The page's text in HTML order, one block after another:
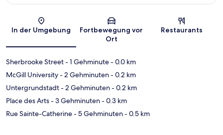
Karte
In der Umgebung
Fortbewegung vor
Ort
Restaurants
Sherbrooke Street- 1 Gehminute- 0.0 km
McGill University- 2 Gehminuten- 0.2 km
Untergrundstadt- 2 Gehminuten- 0.2 km
Place des Arts- 3 Gehminuten- 0.3 km
Rue Sainte-Catherine- 5 Gehminuten- 0.5 km